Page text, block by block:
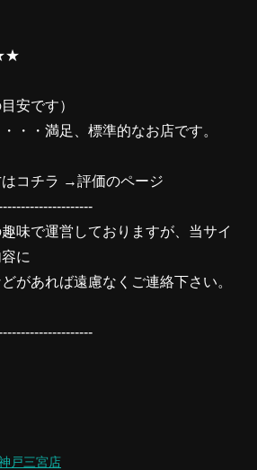
安です）
・・満足、標準的なお店です。
コチラ →評価のページ
味で運営しておりますが、当サイ
に
があれば遠慮なくご連絡下さい。
戸三宮店